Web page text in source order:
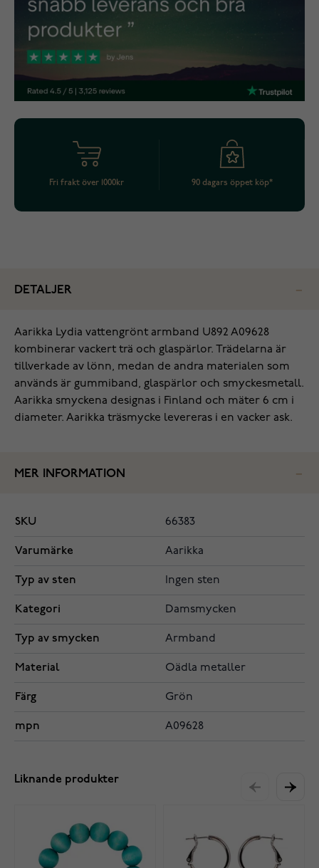
Fri frakt över 1000kr 90 dagars öppet köp*
DETALJER
Aarikka Lydia vattengrönt armband U892 A09628
kombinerar vackert trä och glaspärlor. Trädelarna är
tillverkade av lönn, medan de andra materialen som
används är gummiband, glaspärlor och smyckesmetall.
Aarikka smyckena designas i Finland och mäter 6 cm i
diameter. Aarikka träsmycke levereras i en vacker ask.
MER INFORMATION
SKU 66383
Varumärke Aarikka
Typ av sten Ingen sten
Kategori Damsmycken
Typ av smycken Armband
Material Oädla metaller
Färg Grön
mpn A09628
Liknande produkter